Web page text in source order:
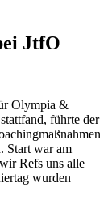
JtfO
Olympia &
führte der
Start war am
Refs uns alle
wurden